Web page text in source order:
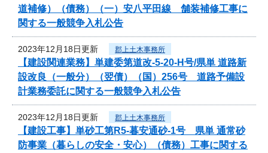
道補修）（債務）（一）安八平田線 舗装補修工事に
関する一般競争入札公告
2023年12月18日更新 郡上土木事務所
【建設関連業務】単建委第道改-5-20-H号/県単 道路新
設改良（一般分）（翌債）（国）256号 道路予備設
計業務委託に関する一般競争入札公告
2023年12月18日更新 郡上土木事務所
【建設工事】単砂工第R5-暮安通砂-1号 県単 通常砂
防事業（暮らしの安全・安心）（債務）工事に関する